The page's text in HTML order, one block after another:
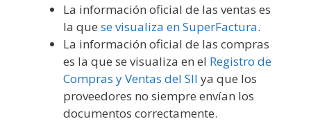
La información oficial de las ventas es
la que se visualiza en SuperFactura.
La información oficial de las compras
es la que se visualiza en el Registro de
Compras y Ventas del SII ya que los
proveedores no siempre envían los
documentos correctamente.